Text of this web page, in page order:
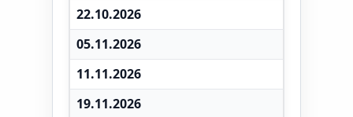
22.10.2026
05.11.2026
11.11.2026
19.11.2026